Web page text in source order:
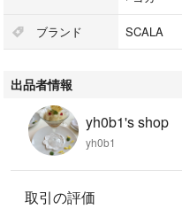
ブランド SCALA
出品者情報
yh0b1's shop
yh0b1
取引の評価